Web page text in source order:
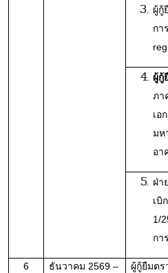
ผู้กู้
กา
ผู้กู้
ภา
เอ
มห
อา
ฝ่า
เบิ
1/
กา
6
ธันวาคม 2569 –
ผู้กู้ยืมตร